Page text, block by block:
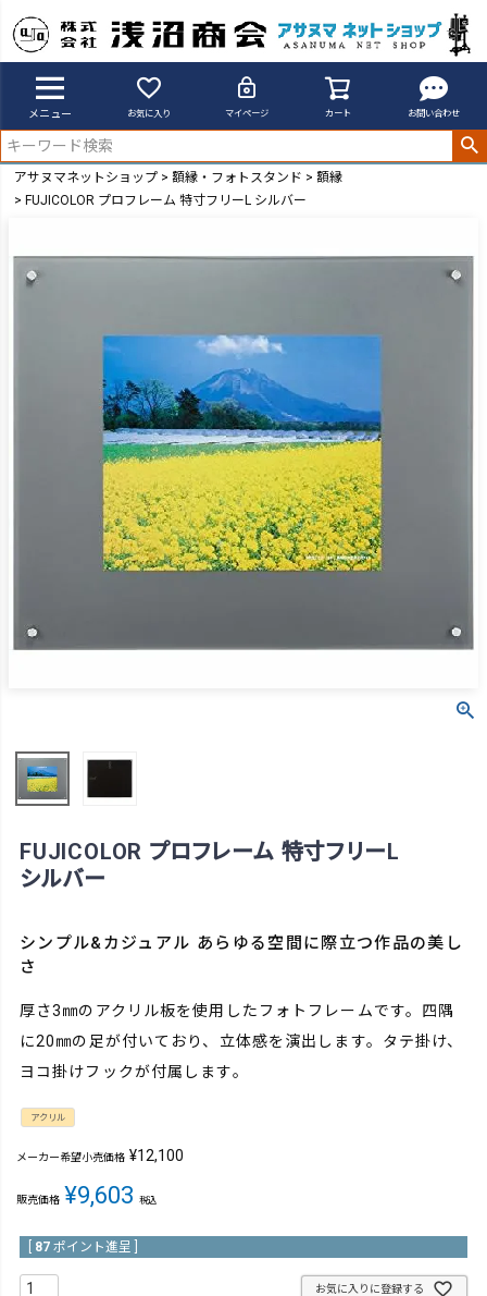
メニュー お気に入り マイページ カート お問い合わせ
アサヌマネットショップ 額縁・フォトスタンド
額縁
FUJICOLOR プロフレーム 特寸フリーL シルバー
FUJICOLOR プロフレーム 特寸フリーL
シルバー
シンプル&カジュアル あらゆる空間に際立つ作品の美し
さ
厚さ3㎜のアクリル板を使用したフォトフレームです。四隅
に20㎜の足が付いており、立体感を演出します。タテ掛け、
ヨコ掛けフックが付属します。
アクリル
メーカー希望小売価格 ¥12,100
販売価格 ¥9,603 税込
87 ポイント進呈 ]
お気に入りに登録する